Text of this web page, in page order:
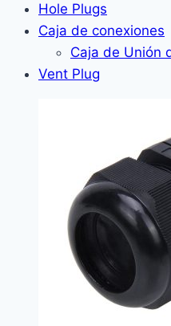
Hole Plugs
Caja de conexiones
Caja de Unión
Vent Plug